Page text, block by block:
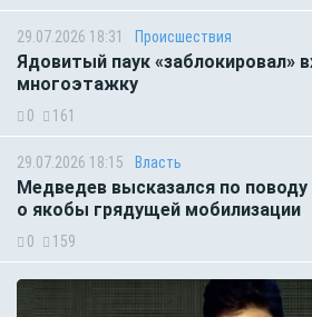
29.07.2026 18:31 Происшествия
Ядовитый паук «заблокировал»
многоэтажку
0 161
29.07.2026 18:15 Власть
Медведев высказался по
о якобы грядущей мобилизации
0 159